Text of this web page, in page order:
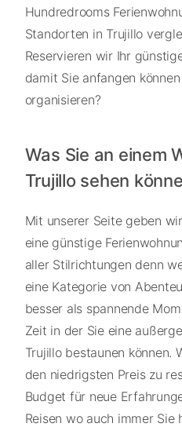
Hundredrooms
Standorten in Trujillo
Reservieren wir Ihr
damit Sie anfangen
organisieren?
Was Sie an einem
Trujillo sehen
Mit unserer Seite geben
eine günstige
aller Stilrichtungen denn
eine Kategorie von
besser als spannende
Zeit in der Sie eine
Trujillo bestaunen können.
den niedrigsten Preis zu
Budget für neue
Reisen wo auch immer Sie